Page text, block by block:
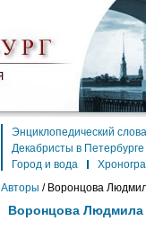
Энциклопедический
Декабристы в Петербурге
Город и вода
Авторы / Воронцова
Воронцова